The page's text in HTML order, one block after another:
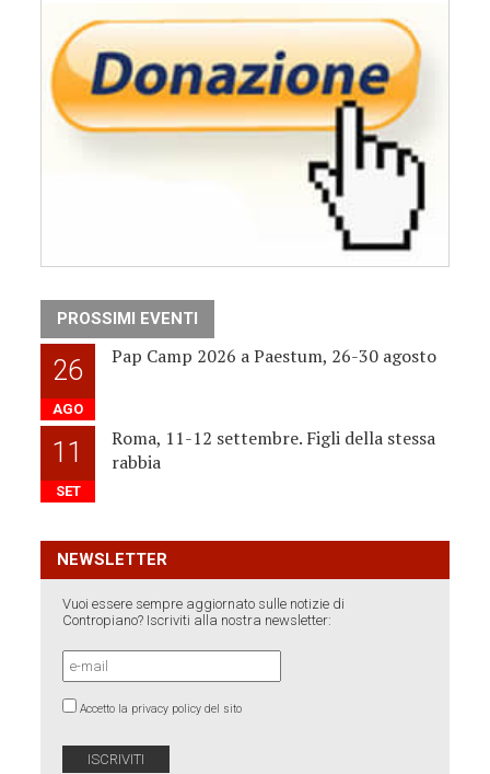
PROSSIMI EVENTI
26
AGO
Pap Camp 2026 a Paestum, 26-30 agosto
11
SET
Roma, 11-12 settembre. Figli della stessa
rabbia
NEWSLETTER
Vuoi essere sempre aggiornato sulle notizie di
Contropiano? Iscriviti alla nostra newsletter:
Accetto la privacy policy del sito